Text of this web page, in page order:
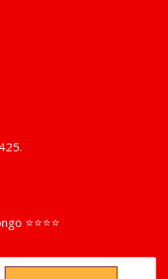
⭐⭐⭐⭐